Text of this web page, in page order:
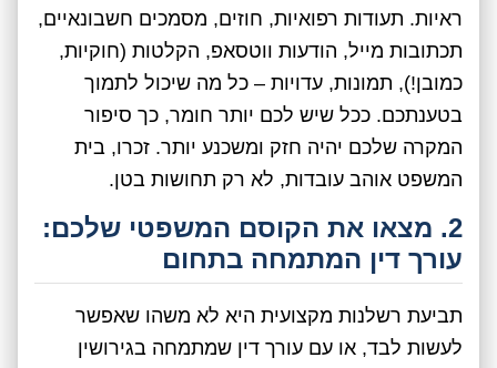
ראיות. תעודות רפואיות, חוזים, מסמכים חשבונאיים,
תכתובות מייל, הודעות ווטסאפ, הקלטות (חוקיות,
כמובן!), תמונות, עדויות – כל מה שיכול לתמוך
בטענתכם. ככל שיש לכם יותר חומר, כך סיפור
המקרה שלכם יהיה חזק ומשכנע יותר. זכרו, בית
המשפט אוהב עובדות, לא רק תחושות בטן.
2. מצאו את הקוסם המשפטי שלכם:
עורך דין המתמחה בתחום
תביעת רשלנות מקצועית היא לא משהו שאפשר
לעשות לבד, או עם עורך דין שמתמחה בגירושין